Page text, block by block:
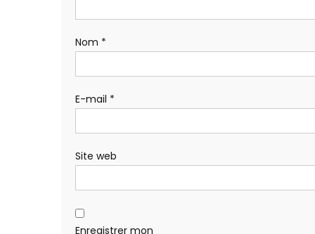
Nom *
E-mail *
Site web
Enregistrer mon